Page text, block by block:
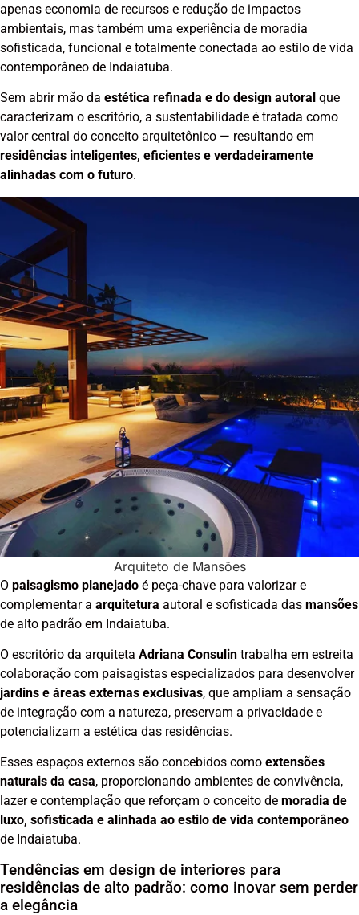
apenas economia de recursos e redução de impactos
ambientais, mas também uma experiência de moradia
sofisticada, funcional e totalmente conectada ao estilo de vida
contemporâneo de Indaiatuba.
Sem abrir mão da estética refinada e do design autoral que
caracterizam o escritório, a sustentabilidade é tratada como
valor central do conceito arquitetônico — resultando em
residências inteligentes, eficientes e verdadeiramente
alinhadas com o futuro.
Arquiteto de Mansões
O paisagismo planejado é peça-chave para valorizar e
complementar a arquitetura autoral e sofisticada das mansões
de alto padrão em Indaiatuba.
O escritório da arquiteta Adriana Consulin trabalha em estreita
colaboração com paisagistas especializados para desenvolver
jardins e áreas externas exclusivas, que ampliam a sensação
de integração com a natureza, preservam a privacidade e
potencializam a estética das residências.
Esses espaços externos são concebidos como extensões
naturais da casa, proporcionando ambientes de convivência,
lazer e contemplação que reforçam o conceito de moradia de
luxo, sofisticada e alinhada ao estilo de vida contemporâneo
de Indaiatuba.
Tendências em design de interiores para
residências de alto padrão: como inovar sem perder
a elegância